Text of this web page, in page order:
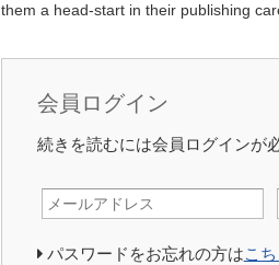
them a head-start in their publishing
会員ログイン
続きを読むには会員ログインが
パスワードをお忘れの方はこ